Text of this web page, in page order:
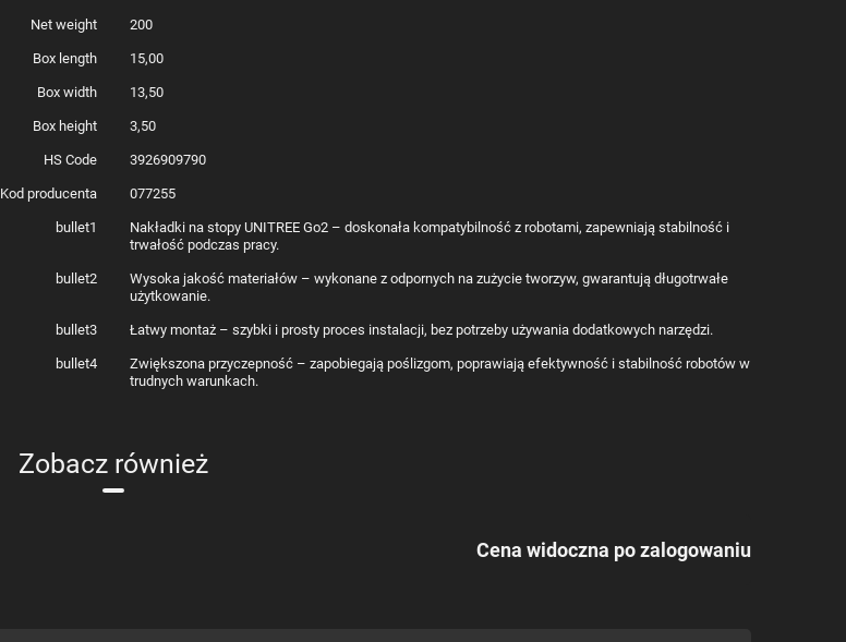
Net weight 200
Box length 15,00
Box width 13,50
Box height 3,50
HS Code 3926909790
Kod producenta 077255
bullet1
Nakładki na stopy UNITREE Go2 – doskonała kompatybilność z robotami, zapewniają stabilność i
trwałość podczas pracy.
bullet2
Wysoka jakość materiałów – wykonane z odpornych na zużycie tworzyw, gwarantują długotrwałe
użytkowanie.
bullet3 Łatwy montaż – szybki i prosty proces instalacji, bez potrzeby używania dodatkowych narzędzi.
bullet4
Zwiększona przyczepność – zapobiegają poślizgom, poprawiają efektywność i stabilność robotów w
trudnych warunkach.
Zobacz również
Cena widoczna po zalogowaniu